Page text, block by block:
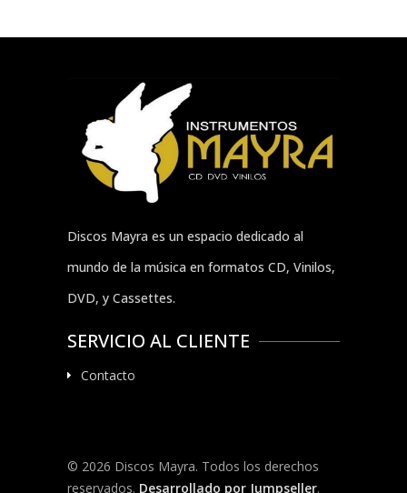
Discos Mayra es un espacio dedicado al
mundo de la música en formatos CD, Vinilos,
DVD, y Cassettes.
SERVICIO AL CLIENTE
Contacto
© 2026 Discos Mayra. Todos los derechos
reservados. Desarrollado por Jumpseller.